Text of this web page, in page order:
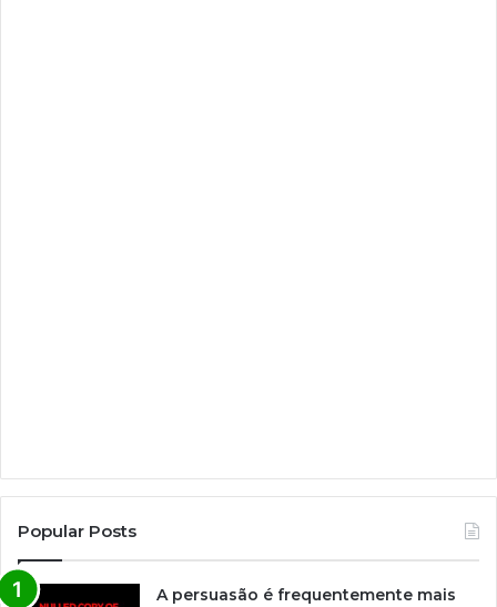
Popular Posts
A persuasão é frequentemente mais